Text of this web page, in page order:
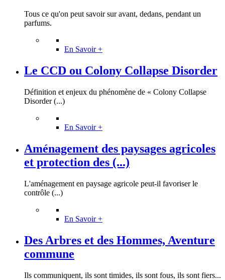
Tous ce qu'on peut savoir sur avant, dedans, pendant un
parfums.
En Savoir +
Le CCD ou Colony Collapse Disorder
Définition et enjeux du phénomène de « Colony Collapse
Disorder (...)
En Savoir +
Aménagement des paysages agricoles
et protection des (...)
L'aménagement en paysage agricole peut-il favoriser le
contrôle (...)
En Savoir +
Des Arbres et des Hommes, Aventure
commune
Ils communiquent, ils sont timides, ils sont fous, ils sont fiers...